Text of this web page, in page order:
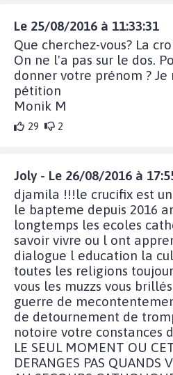
Le 25/08/2016 à 11:33:31
Que cherchez-vous? La
On ne l'a pas sur le dos.
donner votre prénom ? Je
pétition
Monik M
29 2
Joly - Le 26/08/2016 à
djamila !!!le crucifix est
le bapteme depuis 2016
longtemps les ecoles
savoir vivre ou l ont
dialogue l education la
toutes les religions
vous les muzzs vous
guerre de
de detournement de
notoire votre constances
LE SEUL MOMENT OU
DERANGES PAS QUANDS